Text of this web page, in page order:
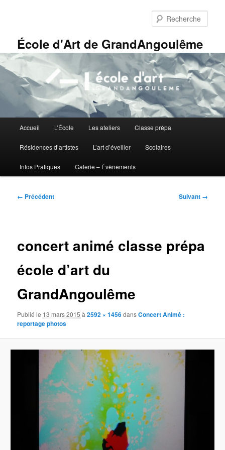
principalÉcole d'Art de GrandAngoulême
principal
Accueil L’École Les ateliers Classe prépa
Résidences d’artistes L’art d’éveiller Scolaires
Infos Pratiques Galerie – Évènements
Navigation
← Précédent Suivant →
concert animé classe prépa
école d’art du
GrandAngoulême
Publié le 13 mars 2015 à2592 × 1456dansConcert Animé :
reportage photos